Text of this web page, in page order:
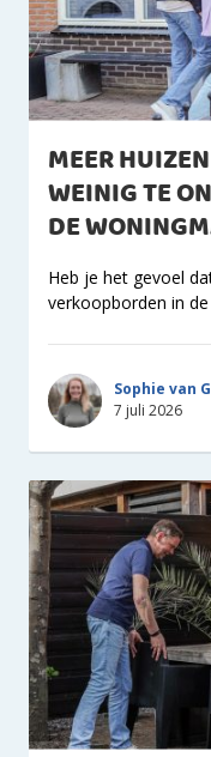
MEER
WEINIG TE
DE
Heb je het gevoel
verkoopborden in
Sophie van
7 juli 2026